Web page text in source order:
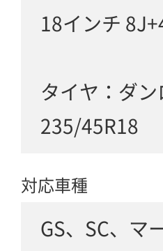
18インチ
タイヤ：ダン
235/45R18
対応車種
GS、SC、マ